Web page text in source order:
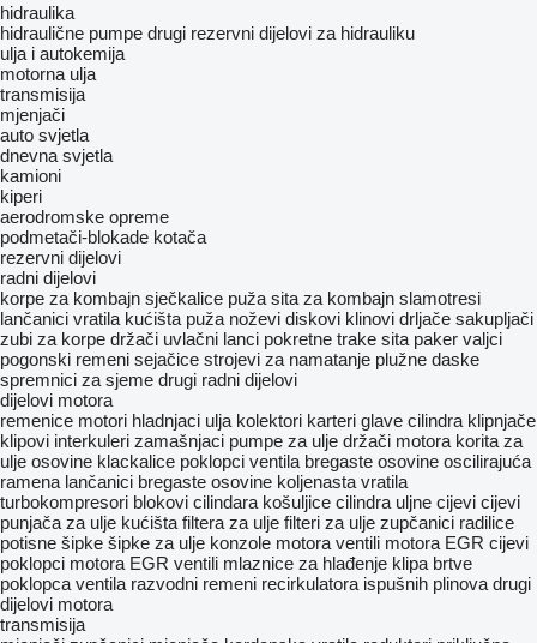
hidraulika
hidraulične pumpe drugi rezervni dijelovi za hidrauliku
ulja i autokemija
motorna ulja
transmisija
mjenjači
auto svjetla
dnevna svjetla
kamioni
kiperi
aerodromske opreme
podmetači-blokade kotača
rezervni dijelovi
radni dijelovi
korpe za kombajn sječkalice puža sita za kombajn slamotresi
lančanici vratila kućištа puža noževi diskovi klinovi drljače sakupljači
zubi za korpe držači uvlačni lanci pokretne trake sita paker valjci
pogonski remeni sejačice strojevi za namatanje plužne daske
spremnici za sjeme drugi radni dijelovi
dijelovi motora
remenice motori hladnjaci ulja kolektori karteri glave cilindra klipnjače
klipovi interkuleri zamašnjaci pumpe za ulje držači motora korita za
ulje osovine klackalice poklopci ventila bregastе osovinе oscilirajuća
ramena lančanici bregaste osovine koljenasta vratila
turbokompresori blokovi cilindara košuljice cilindra uljne cijevi cijevi
punjača za ulje kućišta filtera za ulje filteri za ulje zupčanici radilice
potisne šipke šipke za ulje konzole motora ventili motora EGR cijevi
poklopci motora EGR ventili mlaznice za hlađenje klipa brtve
poklopca ventila razvodni remeni recirkulatora ispušnih plinova drugi
dijelovi motora
transmisija